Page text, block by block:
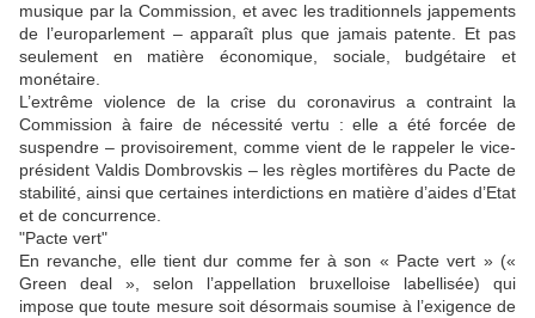
musique par la Commission, et avec les traditionnels jappements
de l’europarlement – apparaît plus que jamais patente. Et pas
seulement en matière économique, sociale, budgétaire et
monétaire.
L’extrême violence de la crise du coronavirus a contraint la
Commission à faire de nécessité vertu : elle a été forcée de
suspendre – provisoirement, comme vient de le rappeler le vice-
président Valdis Dombrovskis – les règles mortifères du Pacte de
stabilité, ainsi que certaines interdictions en matière d’aides d’Etat
et de concurrence.
"Pacte vert"
En revanche, elle tient dur comme fer à son « Pacte vert » («
Green deal », selon l’appellation bruxelloise labellisée) qui
impose que toute mesure soit désormais soumise à l’exigence de